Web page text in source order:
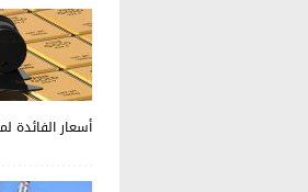
أسعار ‌الفائدة